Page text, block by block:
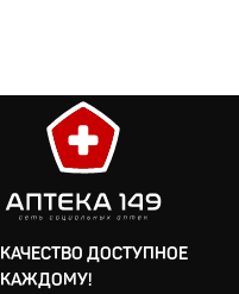
КАЧЕСТВО ДОСТУПНОЕ
КАЖДОМУ!